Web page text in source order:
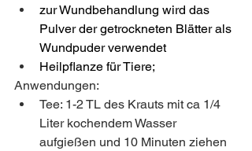
zur Wundbehandlung wird das
Pulver der getrockneten Blätter als
Wundpuder verwendet
Heilpflanze für Tiere;
Anwendungen:
Tee: 1-2 TL des Krauts mit ca 1/4
Liter kochendem Wasser
aufgießen und 10 Minuten ziehen